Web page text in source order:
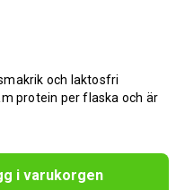
och laktosfri
protein per flaska och är
i varukorgen